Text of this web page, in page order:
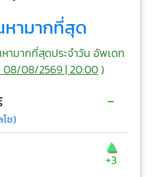
ามากที่สุด
มากที่สุดประจำวัน อัพเดท
08/2569 | 20:00)
โซ)
-
▲
+3